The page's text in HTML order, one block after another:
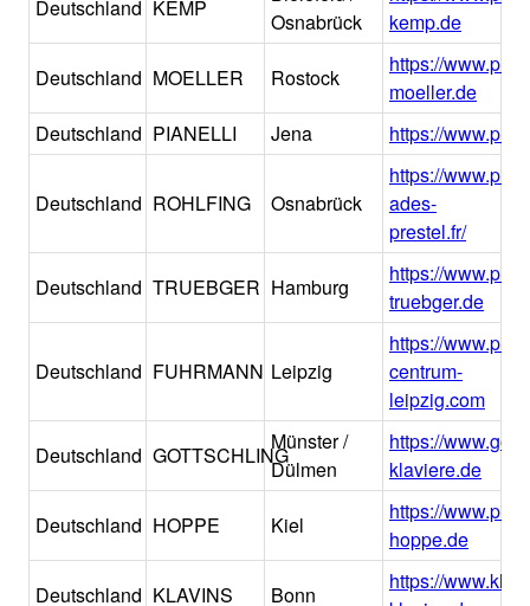
Deutschland KEMP
Osnabrück
kemp.de
Deutschland MOELLER Rostock
https://
moeller.de
Deutschland PIANELLI Jena https://
Deutschland ROHLFING Osnabrück
https://
ades-
prestel.fr/
Deutschland TRUEBGER Hamburg
https://
truebger.de
Deutschland FUHRMANN Leipzig
https://
centrum-
leipzig.com
Deutschland GOTTSCHLING
Münster /
Dülmen
https://
klaviere.de
Deutschland HOPPE Kiel
https://
hoppe.de
Deutschland KLAVINS Bonn
https://